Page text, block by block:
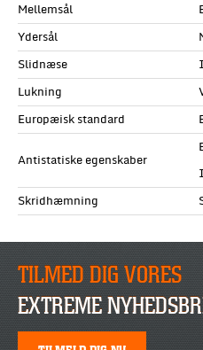
Mellemsål
Ydersål
Slidnæse
Lukning
Europæisk standard
Antistatiske egenskaber
Skridhæmning
TILMED DIG VORES
EXTREME